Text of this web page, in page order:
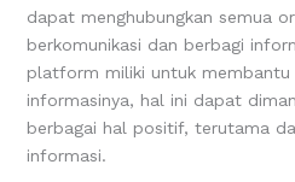
dapat menghubungkan semua
berkomunikasi dan berbagi
platform miliki untuk membantu
informasinya, hal ini dapat
berbagai hal positif, terutama
informasi.